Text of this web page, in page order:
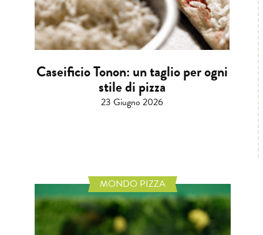
Caseificio Tonon: un taglio per ogni
stile di pizza
23 Giugno 2026
MONDO PIZZA